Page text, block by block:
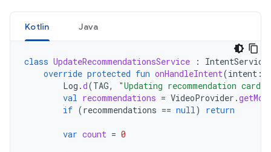
Kotlin Java
class UpdateRecommendationsService : IntentService
override protected fun onHandleIntent(intent :
Log .d(TAG,
"Updating recommendation cards"
val recommendations = VideoProvider .
if (recommendations == null) return
var count = 0